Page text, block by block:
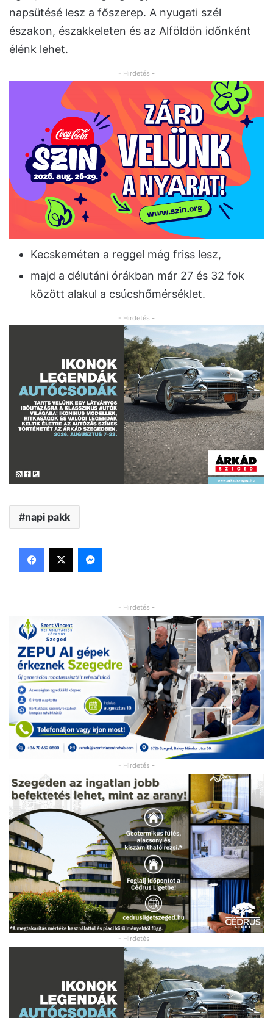
napsütésé lesz a főszerep. A nyugati szél
északon, északkeleten és az Alföldön időnként
élénk lehet.
- Hirdetés -
Kecskeméten a reggel még friss lesz,
majd a délutáni órákban már 27 és 32 fok
között alakul a csúcshőmérséklet.
- Hirdetés -
napi pakk
Facebook
X Messenger
- Hirdetés -
- Hirdetés -
- Hirdetés -